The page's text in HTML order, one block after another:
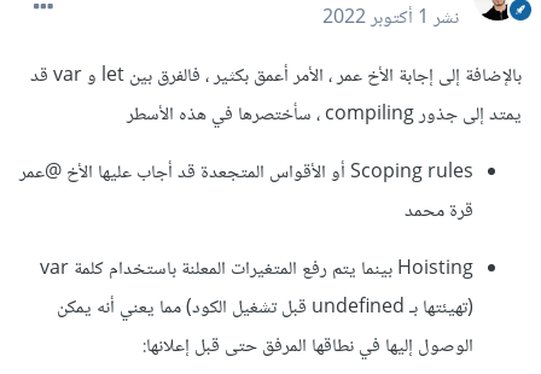
نشر1 أكتوبر 2022
بالإضافة إلى إجابة الأخ عمر ، الأمر أعمق بكثير ، فالفرق بين let و var قد
يمتد إلى جذور compiling ، سأختصرها في هذه الأسطر
Scoping rules أو الأقواس المتجعدة قد أجاب عليها الأخ @عمر
قرة محمد
Hoisting بينما يتم رفع المتغيرات المعلنة باستخدام كلمة var
(تهيئتها بـ undefined قبل تشغيل الكود) مما يعني أنه يمكن
الوصول إليها في نطاقها المرفق حتى قبل إعلانها: